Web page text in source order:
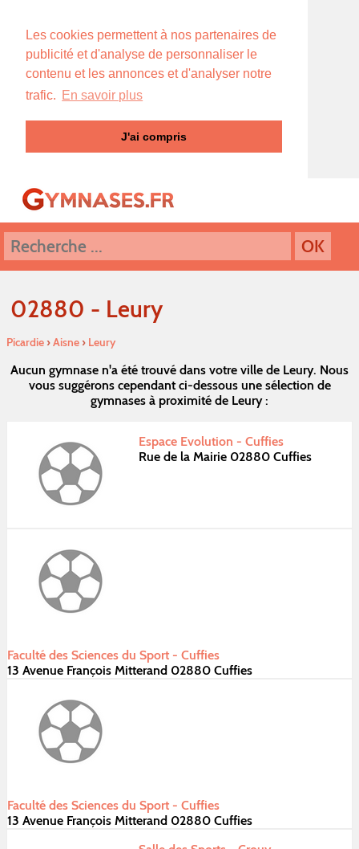
Les cookies permettent à nos partenaires de
publicité et d'analyse de personnaliser le
contenu et les annonces et d'analyser notre
trafic. En savoir plus
J'ai compris
02880 - Leury
Picardie›Aisne› Leury
Aucun gymnase n'a été trouvé dans votre ville de Leury. Nous
vous suggérons cependant ci-dessous une sélection de
gymnases à proximité de Leury :
Espace Evolution - Cuffies
Rue de la Mairie 02880 Cuffies
Faculté des Sciences du Sport - Cuffies
13 Avenue François Mitterand 02880 Cuffies
Faculté des Sciences du Sport - Cuffies
13 Avenue François Mitterand 02880 Cuffies